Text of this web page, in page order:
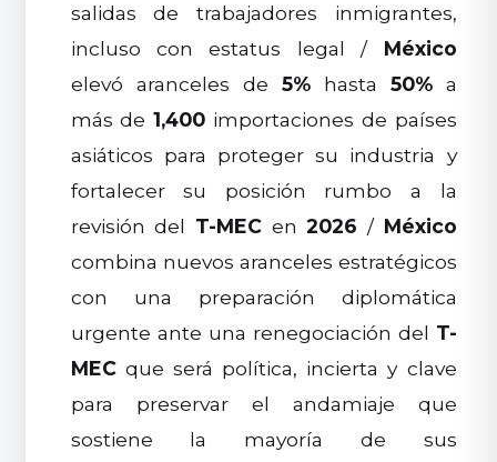
salidas de trabajadores inmigrantes,
incluso con estatus legal / México
elevó aranceles de 5%hasta 50%a
más de1,400 importaciones de países
asiáticos para proteger su industria y
fortalecer su posición rumbo a la
revisión del T-MECen2026 / México
combina nuevos aranceles estratégicos
con una preparación diplomática
urgente ante una renegociación del T-
MECque será política, incierta y clave
para preservar el andamiaje que
sostiene la mayoría de sus